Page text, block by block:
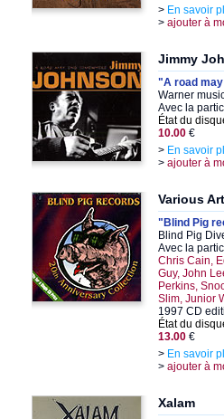
> En savoir
> ajouter à
Jimmy
"A road
Warner
Avec la
État du
10.00 €
> En savoir
> ajouter à
Various
"Blind Pig
Blind Pig
Avec la
Chris Cain,
Guy, John
Perkins,
Slim, Junior
1997 CD
État du
13.00 €
> En savoir
> ajouter à
Xalam